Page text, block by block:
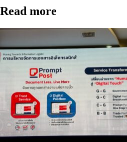
Read more